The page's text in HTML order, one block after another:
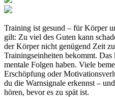
Training ist gesund – für Körper
gilt: Zu viel des Guten kann
der Körper nicht genügend Zeit
Trainingseinheiten bekommt.
mentale Folgen haben. Viele
Erschöpfung oder
du die Warnsignale erkennst –
hören, bevor es zu spät ist.